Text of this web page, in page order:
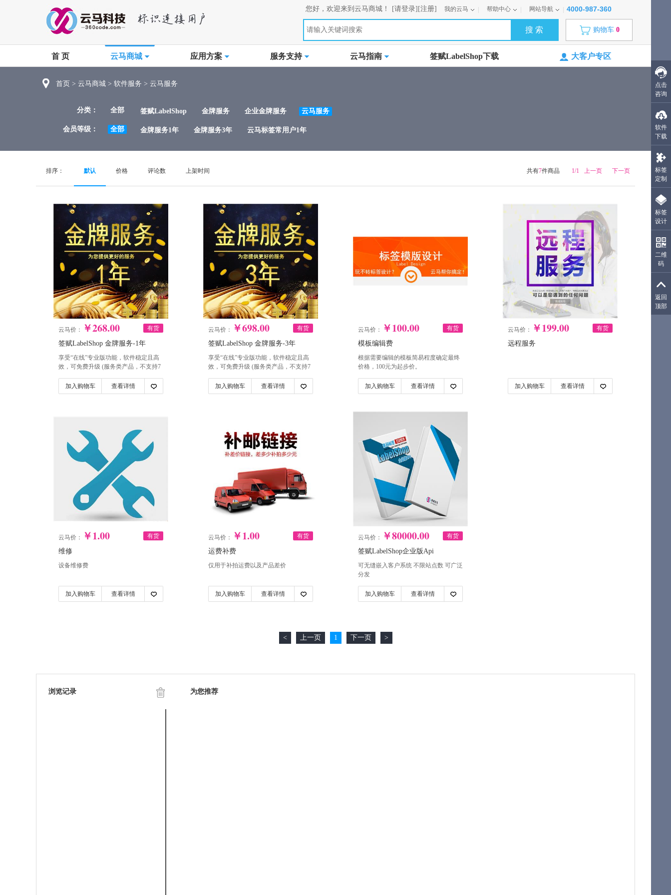
您好，欢迎来到云马商城！ [请登录] [注册] 我的云马 帮助中心 网站导航 4000-987-360
购物车 0
首 页 云马商城 应用方案 服务支持 云马指南 签赋LabelShop下载 大客户专区
首页 > 云马商城 > 软件服务 > 云马服务
分类： 全部 签赋LabelShop 金牌服务 企业金牌服务 云马服务
会员等级： 全部 金牌服务1年 金牌服务3年 云马标签常用户1年
共有7件商品 1/1 上一页 下一页
排序： 默认 价格 评论数 上架时间
有货
云马价： ￥268.00
签赋LabelShop 金牌服务-1年
享受“在线”专业版功能，软件稳定且高
效，可免费升级 (服务类产品，不支持7
加入购物车
查看详情
有货
云马价： ￥698.00
签赋LabelShop 金牌服务-3年
享受“在线”专业版功能，软件稳定且高
效，可免费升级 (服务类产品，不支持7
加入购物车
查看详情
有货
云马价： ￥100.00
模板编辑费
根据需要编辑的模板简易程度确定最终
价格，100元为起步价。
加入购物车 查看详情
有货
云马价： ￥199.00
远程服务
加入购物车 查看详情
有货
云马价： ￥1.00
维修
设备维修费
加入购物车 查看详情
有货
云马价： ￥1.00
运费补费
仅用于补拍运费以及产品差价
加入购物车 查看详情
有货
云马价： ￥80000.00
签赋LabelShop企业版Api
可无缝嵌入客户系统 不限站点数 可广泛
分发
加入购物车 查看详情
< 上一页 1 下一页 >
浏览记录 为您推荐
点击
咨询
软件
下载
标签
定制
标签
设计
二维
码
生成
返回
顶部